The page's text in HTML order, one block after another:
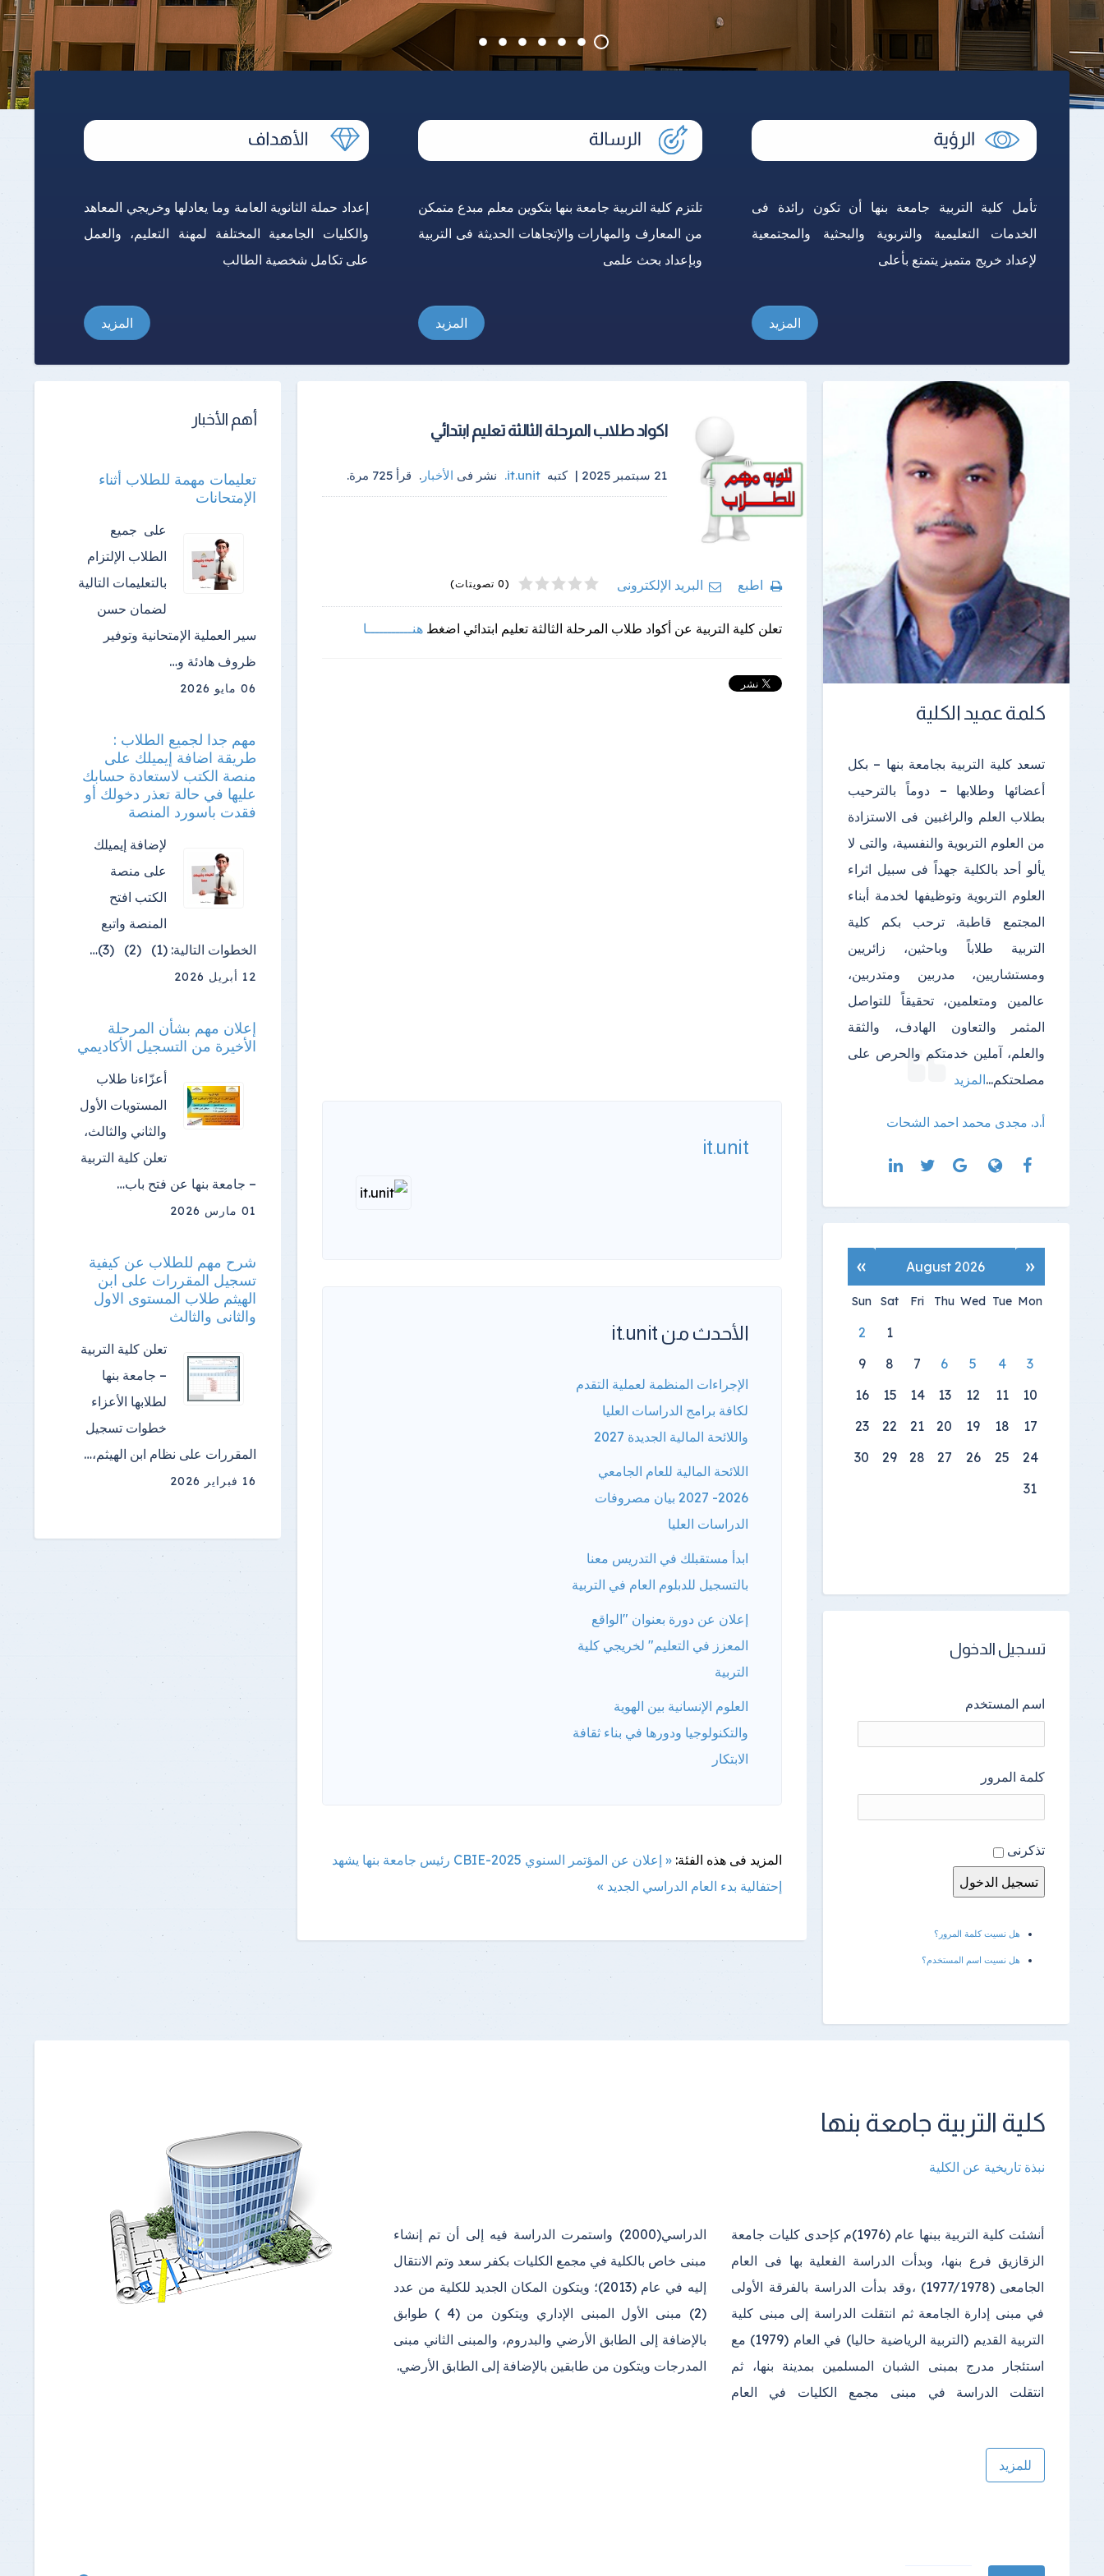
تأمل كلية التربية جامعة بنها أن تكون رائدة فى
الخدمات التعليمية والتربوية والبحثية والمجتمعية
لإعداد خريج متميز يتمتع بأعلى
المزيد
تلتزم كلية التربية جامعة بنها بتكوين معلم مبدع متمكن
من المعارف والمهارات والإتجاهات الحديثة فى التربية
وبإعداد بحث علمى
المزيد
إعداد حملة الثانوية العامة وما يعادلها وخريجي المعاهد
والكليات الجامعية المختلفة لمهنة التعليم، والعمل
على تكامل شخصية الطالب
المزيد
اكواد طلاب المرحلة الثالثة تعليم ابتدائي
21 سبتمبر 2025 | كتبه it.unit
. نشر فى الأخبار . قرأ 725 مرة.
اطبع البريد الإلكترونى 1
2
3
4
5 (0 تصويتات)
تعلن كلية التربية عن أكواد طلاب المرحلة الثالثة تعليم ابتدائي اضغط هنـــــــــــا
it.unit
الأحدث من it.unit
الإجراءات المنظمة لعملية التقدم
لكافة برامج الدراسات العليا
واللائحة المالية الجديدة 2027
اللائحة المالية للعام الجامعي
2026- 2027 بيان مصروفات
الدراسات العليا
ابدأ مستقبلك في التدريس معنا
بالتسجيل للدبلوم العام في التربية
إعلان عن دورة بعنوان "الواقع
المعزز في التعليم" لخريجي كلية
التربية
العلوم الإنسانية بين الهوية
والتكنولوجيا ودورها في بناء ثقافة
الابتكار
المزيد فى هذه الفئة: « إعلان عن المؤتمر السنوي CBIE-2025
رئيس جامعة بنها يشهد
إحتفالية بدء العام الدراسي الجديد »
كلمة عميد الكلية
تسعد كلية التربية بجامعة بنها – بكل
أعضائها وطلابها – دوماً بالترحيب
بطلاب العلم والراغبين فى الاستزادة
من العلوم التربوية والنفسية، والتى لا
يألو أحد بالكلية جهداً فى سبيل اثراء
العلوم التربوية وتوظيفها لخدمة أبناء
المجتمع قاطبة. ترحب بكم كلية
التربية طلاباً وباحثين، زائريين
ومستشاريين، مدربين ومتدربين،
عالمين ومتعلمين، تحقيقاً للتواصل
المثمر والتعاون الهادف، والثقة
والعلم، آملين خدمتكم والحرص على
مصلحتكم...المزيد
أ.د. مجدى محمد احمد الشحات
«
August 2026
»
Mon
Tue
Wed
Thu
Fri
Sat
Sun
1
2
3
4
5
6
7
8
9
10
11
12
13
14
15
16
17
18
19
20
21
22
23
24
25
26
27
28
29
30
31
تسجيل الدخول
اسم المستخدم
كلمة المرور
تذكرنى
هل نسيت كلمة المرور؟
هل نسيت اسم المستخدم؟
أهم الأخبار
تعليمات مهمة للطلاب أثناء
الإمتحانات
على جميع
الطلاب الإلتزام
بالتعليمات التالية
لضمان حسن
سير العملية الإمتحانية وتوفير
ظروف هادئة و…
06 مايو 2026
مهم جدا لجميع الطلاب :
طريقة اضافة إيميلك على
منصة الكتب لاستعادة حسابك
عليها في حالة تعذر دخولك أو
فقدت باسورد المنصة
لإضافة إيميلك
على منصة
الكتب افتح
المنصة واتبع
الخطوات التالية: (1) (2) (3)…
12 أبريل 2026
إعلان مهم بشأن المرحلة
الأخيرة من التسجيل الأكاديمي
أعزّاءنا طلاب
المستويات الأول
والثاني والثالث،
تعلن كلية التربية
– جامعة بنها عن فتح باب…
01 مارس 2026
شرح مهم للطلاب عن كيفية
تسجيل المقررات على ابن
الهيثم طلاب المستوى الاول
والثانى والثالث
تعلن كلية التربية
– جامعة بنها
لطلابها الأعزاء
خطوات تسجيل
المقررات على نظام ابن الهيثم،…
16 فبراير 2026
كلية التربية جامعة بنها
نبذة تاريخية عن الكلية
أنشئت كلية التربية ببنها عام (1976)م كإحدى كليات جامعة
الزقازيق فرع بنها، وبدأت الدراسة الفعلية بها فى العام
الجامعى (1977/1978) ،وقد بدأت الدراسة بالفرقة الأولى
في مبنى إدارة الجامعة ثم انتقلت الدراسة إلى مبنى كلية
التربية القديم (التربية الرياضية حاليا) في العام (1979) مع
استئجار مدرج بمبنى الشبان المسلمين بمدينة بنها، ثم
انتقلت الدراسة في مبنى مجمع الكليات في العام
الدراسي(2000) واستمرت الدراسة فيه إلى أن تم إنشاء
مبنى خاص بالكلية في مجمع الكليات بكفر سعد وتم الانتقال
إليه في عام (2013)؛ ويتكون المكان الجديد للكلية من عدد
(2) مبنى الأول المبنى الإداري ويتكون من (4 ) طوابق
بالإضافة إلى الطابق الأرضي والبدروم، والمبنى الثاني مبنى
المدرجات ويتكون من طابقين بالإضافة إلى الطابق الأرضي.
للمزيد